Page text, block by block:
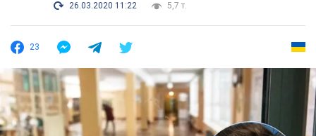
26.03.2020 11:22
5,7 т.
23